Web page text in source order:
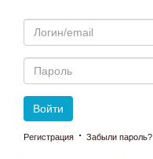
Email
Пароль
Войти
Регистрация · Забыли пароль?